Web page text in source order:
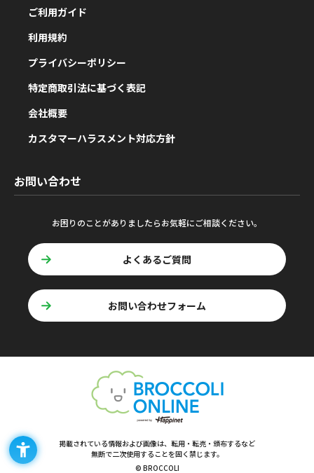
ご利用ガイド
利用規約
プライバシーポリシー
特定商取引法に基づく表記
会社概要
カスタマーハラスメント対応方針
お問い合わせ
お困りのことがありましたらお気軽にご相談ください。
よくあるご質問
お問い合わせフォーム
掲載されている情報および画像は、転用・転売・頒布するなど
無断で二次使用することを固く禁じます。
© BROCCOLI